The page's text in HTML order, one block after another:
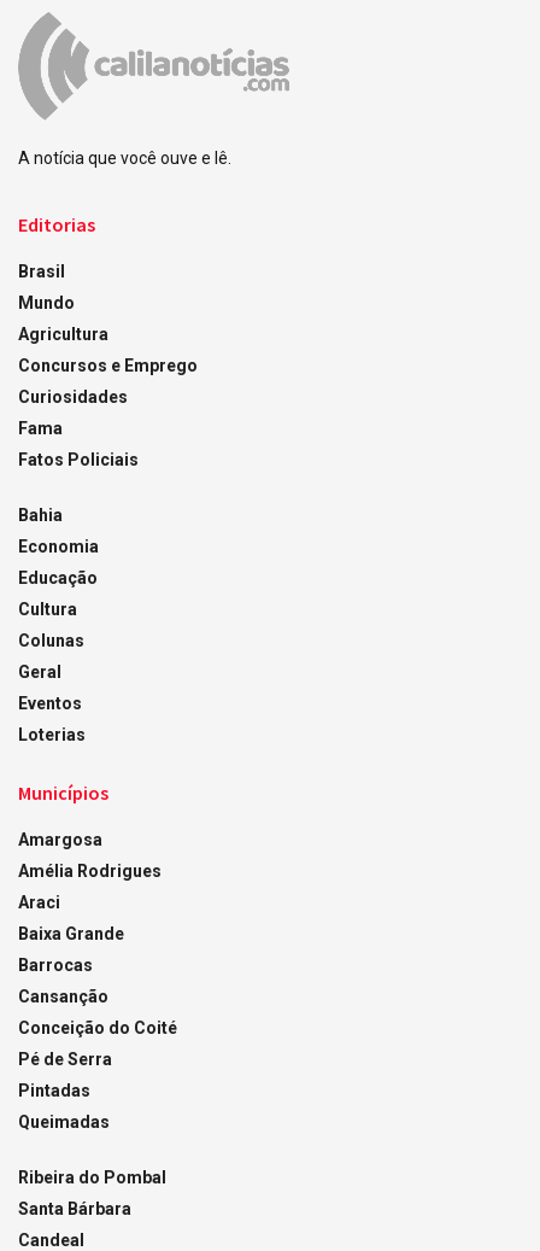
A notícia que você ouve e lê.
Editorias
Brasil
Mundo
Agricultura
Concursos e Emprego
Curiosidades
Fama
Fatos Policiais
Bahia
Economia
Educação
Cultura
Colunas
Geral
Eventos
Loterias
Municípios
Amargosa
Amélia Rodrigues
Araci
Baixa Grande
Barrocas
Cansanção
Conceição do Coité
Pé de Serra
Pintadas
Queimadas
Ribeira do Pombal
Santa Bárbara
Candeal